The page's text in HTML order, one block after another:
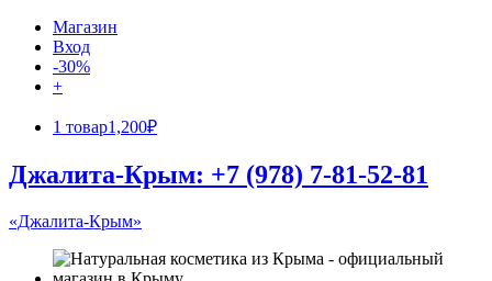
Магазин
Вход
-30%
+
1 товар1,200₽
Джалита-Крым: +7 (978) 7-81-52-81
«Джалита-Крым»